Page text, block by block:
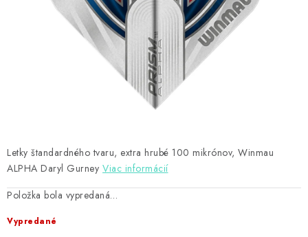
Kontakty Hodnotenie obchodu
Letky štandardného tvaru, extra hrubé 100 mikrónov, Winmau
ALPHA Daryl Gurney Viac informácií
Položka bola vypredaná…
Vypredané